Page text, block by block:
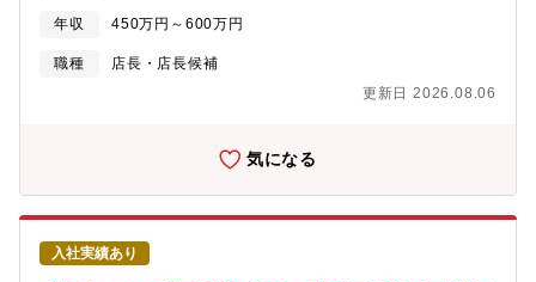
経営に関する幅広い業務を担当頂きます。【 勤務時間例 】・7：
50～17：10（実働8時間／休憩80分）・9：50～19：10（実働8
時間／休憩80分）・10：50～20：10（実働8時間／休憩80分
ウトに沿って並べますが、「ここはこうした方がいい。」という
だけの仕事ができるのかが大切です。【研修・教育制度の充実】■
年次・部門ごとに行う年200回の教育セミナーや入社4年目以降の
希望者を対象とした、アメリカのチェーンストアを視察する海外
研修も費用はほぼ会社負担で実施しています。※※店舗の営業時
間は9：00～20：00（一部22：00までの店舗あり)※残業月20h
程度／繁忙期8・12月は月40h程度※残業代は全額支給
年収 450万円～600万円
職種
店長・店長候補
更新日 2026.08.06
気になる
入社実績あり